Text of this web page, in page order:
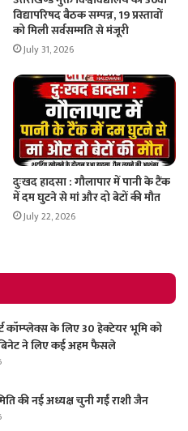
विद्यापरिषद बैठक सम्पन्न, 19 प्रस्तावों
को मिली सर्वसम्मति से मंजूरी
July 31, 2026
दुःखद हादसा : गौलापार में पानी के टैंक
में दम घुटने से मां और दो बेटों की मौत
July 22, 2026
कॉम्प्लेक्स के लिए 30 हेक्टेयर भूमि को
ने लिए कई अहम फैसले
की नई अध्यक्ष चुनी गईं राशी जैन